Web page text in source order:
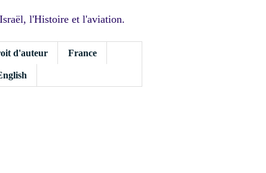
l'Histoire et l'aviation.
d'auteur France